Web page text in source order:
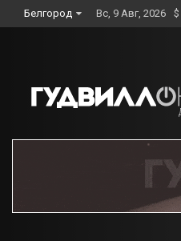
to
Белгород Вс, 9 Авг, 2026 $